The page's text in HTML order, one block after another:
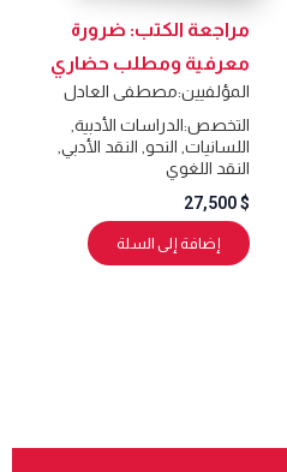
مراجعة الكتب: ضرورة
معرفية ومطلب حضاري
المؤلفيين:مصطفى العادل
التخصص:الدراسات الأدبية,
اللسانيات,النحو,النقد الأدبي,
النقد اللغوي
27,500
إضافة إلى السلة